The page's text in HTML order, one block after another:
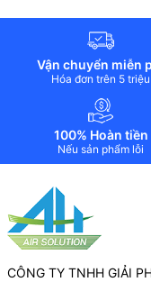
Vận chuyển miễn
Hóa đơn trên 5 triệu
100% Hoàn tiền
Nếu sản phẩm lỗi
CÔNG TY TNHH GIẢI